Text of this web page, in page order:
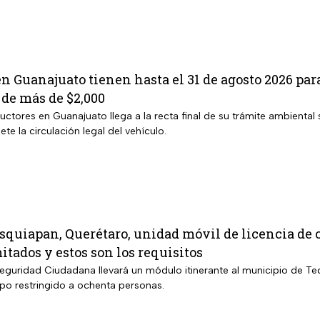
Guanajuato tienen hasta el 31 de agosto 2026
más de $2,000
en Guanajuato llega a la recta final de su trámite
la circulación legal del vehículo.
Querétaro, unidad móvil de licencia de
y estos son los requisitos
Ciudadana llevará un módulo itinerante al municipio de
restringido a ochenta personas.